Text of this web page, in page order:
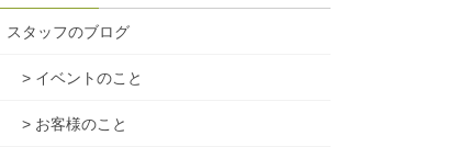
スタッフのブログ
> イベントのこと
> お客様のこと